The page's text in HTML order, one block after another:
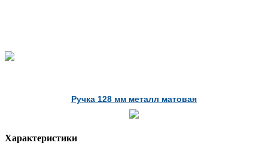
Ручка 128 мм металл матовая
Характеристики